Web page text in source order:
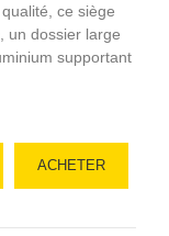
ce siège
un dossier large
supportant
ACHETER